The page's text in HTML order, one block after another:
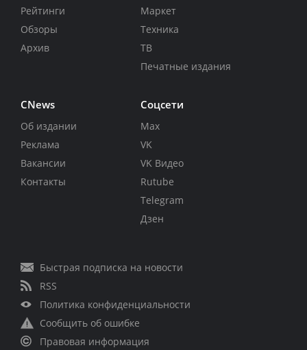
Рейтинги
Обзоры
Архив
Маркет
Техника
ТВ
Печатные издания
CNews
Об издании
Реклама
Вакансии
Контакты
Соцсети
Max
VK
VK Видео
Rutube
Telegram
Дзен
Быстрая подписка на новости
RSS
Политика конфиденциальности
Сообщить об ошибке
Правовая информация